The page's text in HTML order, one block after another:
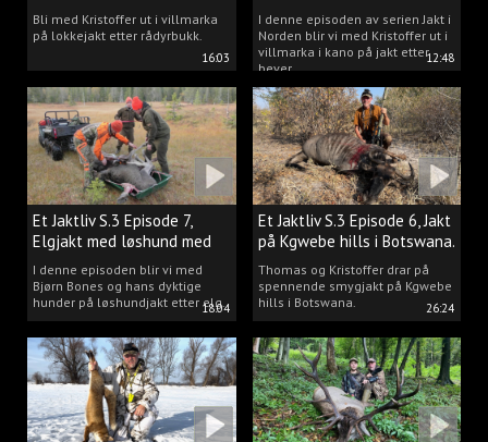
16:03
villmarka.
Bli med Kristoffer ut i villmarka
på lokkejakt etter rådyrbukk.
12:48
I denne episoden av serien Jakt i
Norden blir vi med Kristoffer ut i
villmarka i kano på jakt etter
bever.
18:04
Et Jaktliv S.3 Episode 7,
Elgjakt med løshund med
Bjørn Bones.
I denne episoden blir vi med
Bjørn Bones og hans dyktige
hunder på løshundjakt etter elg.
26:24
Et Jaktliv S.3 Episode 6, Jakt
på Kgwebe hills i Botswana.
Thomas og Kristoffer drar på
spennende smygjakt på Kgwebe
hills i Botswana.